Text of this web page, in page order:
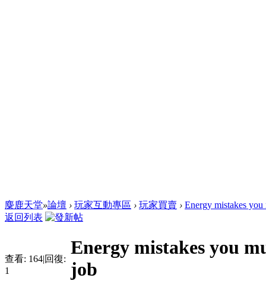
麋鹿天堂»論壇 › 玩家互動專區 › 玩家買賣 › Energy mistakes
返回列表
查看: 164|回復:
1
Energy mistakes you
job